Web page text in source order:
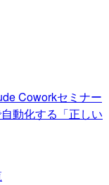
Coworkセミナー
動化する「正しい